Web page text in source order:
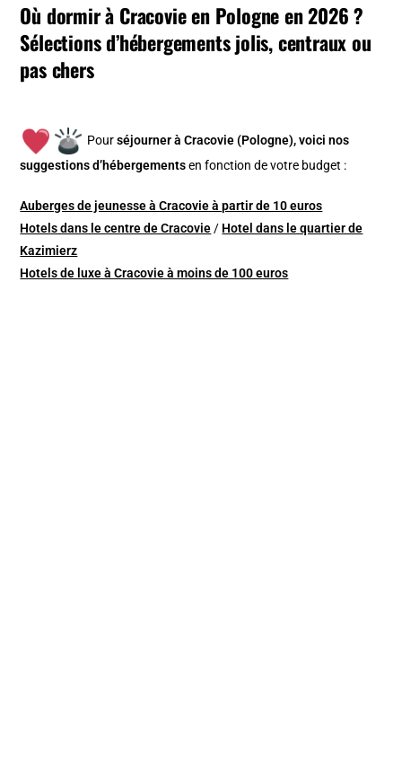
Où dormir à Cracovie en Pologne en 2026 ?
Sélections d’hébergements jolis, centraux ou
pas chers
Pourséjourner à Cracovie (Pologne), voici nos
suggestions d’hébergements en fonction de votre budget :
Auberges de jeunesse à Cracovie à partir de 10 euros
Hotels dans le centre de Cracovie/ Hotel dans le quartier de
Kazimierz
Hotels de luxe à Cracovie à moins de 100 euros